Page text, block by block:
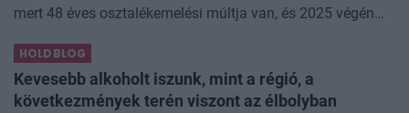
mert 48 éves osztalékemelési múltja van, és 2025 végén
dividend king-et. Azt
HOLDBLOG
Kevesebb alkoholt iszunk, mint a régió, a
következmények terén viszont az élbolyban